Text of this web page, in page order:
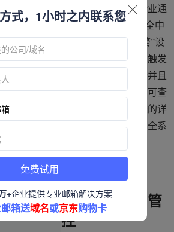
功能说明：尊享版企业通
过管理后台“首页-安全中
心-成员异常行为预警”设
置预警规则，在成员触发
异常行为时及时预警并且
进行触发预警记录，可查
看企业触发预警记录的详
情，提高企业邮箱安全系
三、成员行为管
控
式，1小时之内联系您
免费试用
+企业提供专业邮箱解决方案
箱送域名或京东购物卡